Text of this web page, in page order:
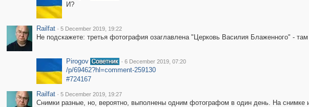
И?
Railfat · 5 December 2019, 19:22
Не подскажете: третья фотография озаглавлена "Церковь Василия Блаженного" -
Pirogov · 6 December 2019, 07:20
/p/69462?hl=comment-259130
#724167
Railfat · 5 December 2019, 19:27
Снимки разные, но, вероятно, выполнены одним фотографом в один день. На снимке